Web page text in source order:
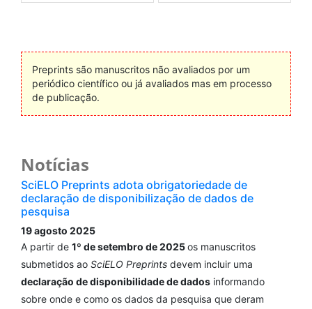
Preprints são manuscritos não avaliados por um
periódico científico ou já avaliados mas em processo
de publicação.
Notícias
SciELO Preprints adota obrigatoriedade de
declaração de disponibilização de dados de
pesquisa
19 agosto 2025
A partir de 1º de setembro de 2025os manuscritos
submetidos ao SciELO Preprints devem incluir uma
declaração de disponibilidade de dados informando
sobre onde e como os dados da pesquisa que deram